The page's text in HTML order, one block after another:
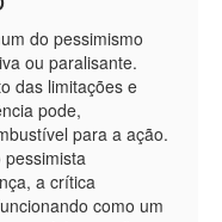
do pessimismo
ou paralisante.
das limitações e
pode,
para a ação.
pessimista
a crítica
como um